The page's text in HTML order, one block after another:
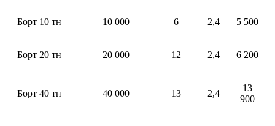
Борт 10 тн 10 000 6 2,4 5 500
Борт 20 тн 20 000 12 2,4 6 200
Борт 40 тн 40 000 13 2,4
13
900